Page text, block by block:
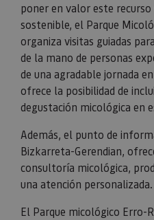
poner en valor este
sostenible, el Parque
organiza visitas guiadas
de la mano de personas
de una agradable jornada
ofrece la posibilidad de
degustación micológica en
Además, el punto de
Bizkarreta-Gerendian,
consultoría micológica,
una atención personalizada.
El Parque micológico Erro-